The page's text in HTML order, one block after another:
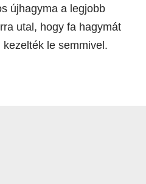
újhagyma a legjobb
utal, hogy fa hagymát
le semmivel.